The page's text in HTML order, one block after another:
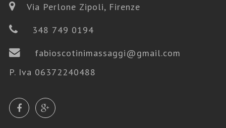
Via Perlone Zipoli, Firenze
348 749 0194
fabioscotinimassaggi@gmail.com
P. Iva 06372240488